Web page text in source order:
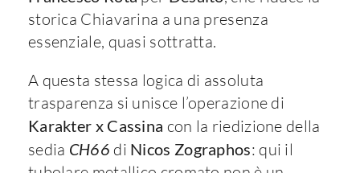
storica Chiavarina a una presenza
essenziale, quasi sottratta.
A questa stessa logica di assoluta
trasparenza si unisce l’operazione di
Karakter x Cassina con la riedizione della
sedia CH66 di Nicos Zographos: qui il